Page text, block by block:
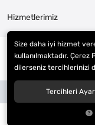
Hizmetlerimiz
© 2023ER-LAS Oto
Size daha iyi hizmet
kullanılmaktadır. Çerez
dilerseniz tercihlerinizi
Tercihleri